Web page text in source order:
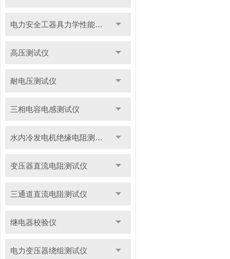
电力安全工器具力学性能试验机
高压测试仪
耐电压测试仪
三相电容电感测试仪
水内冷发电机绝缘电阻测试仪
变压器直流电阻测试仪
三通道直流电阻测试仪
继电器校验仪
电力变压器绕组测试仪